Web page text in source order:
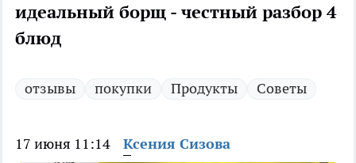
идеальный борщ - честный разбор 4
блюд
отзывы покупки Продукты Советы
17 июня 11:14 Ксения Сизова